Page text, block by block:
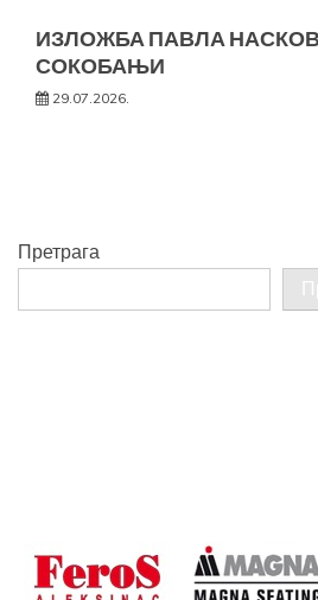
ИЗЛОЖБА ПАВЛА
СОКОБАЊИ
29.07.2026.
Претрага